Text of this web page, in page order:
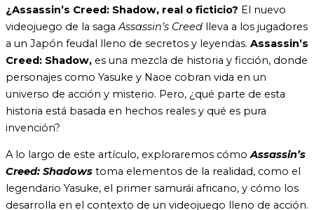
¿Assassin’s Creed: Shadow, real o ficticio? El nuevo
videojuego de la sagaAssassin’s Creed lleva a los jugadores
a un Japón feudal lleno de secretos y leyendas. Assassin’s
Creed: Shadow, es una mezcla de historia y ficción, donde
personajes como Yasuke y Naoe cobran vida en un
universo de acción y misterio. Pero, ¿qué parte de esta
historia está basada en hechos reales y qué es pura
invención?
A lo largo de este artículo, exploraremos cómoAssassin’s
Creed: Shadows toma elementos de la realidad, como el
legendario Yasuke, el primer samurái africano, y cómo los
desarrolla en el contexto de un videojuego lleno de acción.